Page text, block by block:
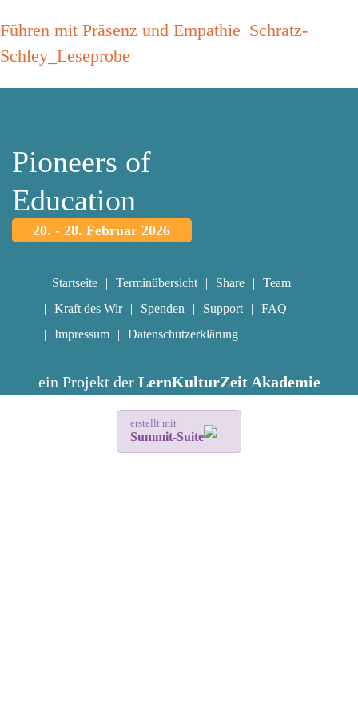
Führen mit Präsenz und Empathie_Schratz-
Schley_Leseprobe
Pioneers of
Education
20. - 28. Februar 2026
Startseite Terminübersicht Share
Team
Kraft des Wir
Spenden Support
FAQ
Impressum
Datenschutzerklärung
ein Projekt der LernKulturZeit Akademie
erstellt mit
Summit-Suite